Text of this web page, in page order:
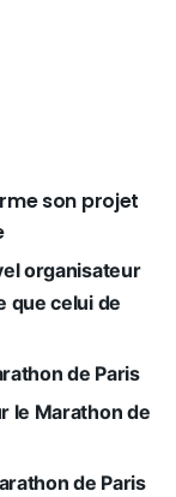
son projet
organisateur
que celui de
de Paris
le Marathon de
de Paris